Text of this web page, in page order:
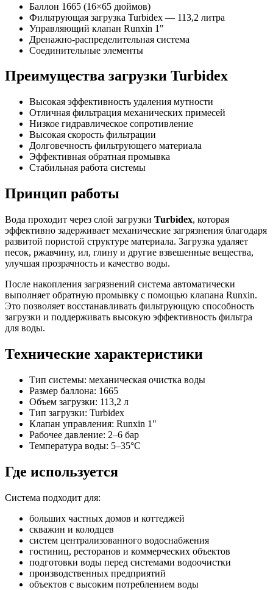
Баллон 1665 (16×65 дюймов)
Фильтрующая загрузка Turbidex — 113,2 литра
Управляющий клапан Runxin 1"
Дренажно-распределительная система
Соединительные элементы
Преимущества загрузки Turbidex
Высокая эффективность удаления мутности
Отличная фильтрация механических примесей
Низкое гидравлическое сопротивление
Высокая скорость фильтрации
Долговечность фильтрующего материала
Эффективная обратная промывка
Стабильная работа системы
Принцип работы
Вода проходит через слой загрузки Turbidex, которая
эффективно задерживает механические загрязнения благодаря
развитой пористой структуре материала. Загрузка удаляет
песок, ржавчину, ил, глину и другие взвешенные вещества,
улучшая прозрачность и качество воды.
После накопления загрязнений система автоматически
выполняет обратную промывку с помощью клапана Runxin.
Это позволяет восстанавливать фильтрующую способность
загрузки и поддерживать высокую эффективность фильтра
для воды.
Технические характеристики
Тип системы: механическая очистка воды
Размер баллона: 1665
Объем загрузки: 113,2 л
Тип загрузки: Turbidex
Клапан управления: Runxin 1"
Рабочее давление: 2–6 бар
Температура воды: 5–35°C
Где используется
Система подходит для:
больших частных домов и коттеджей
скважин и колодцев
систем централизованного водоснабжения
гостиниц, ресторанов и коммерческих объектов
подготовки воды перед системами водоочистки
производственных предприятий
объектов с высоким потреблением воды